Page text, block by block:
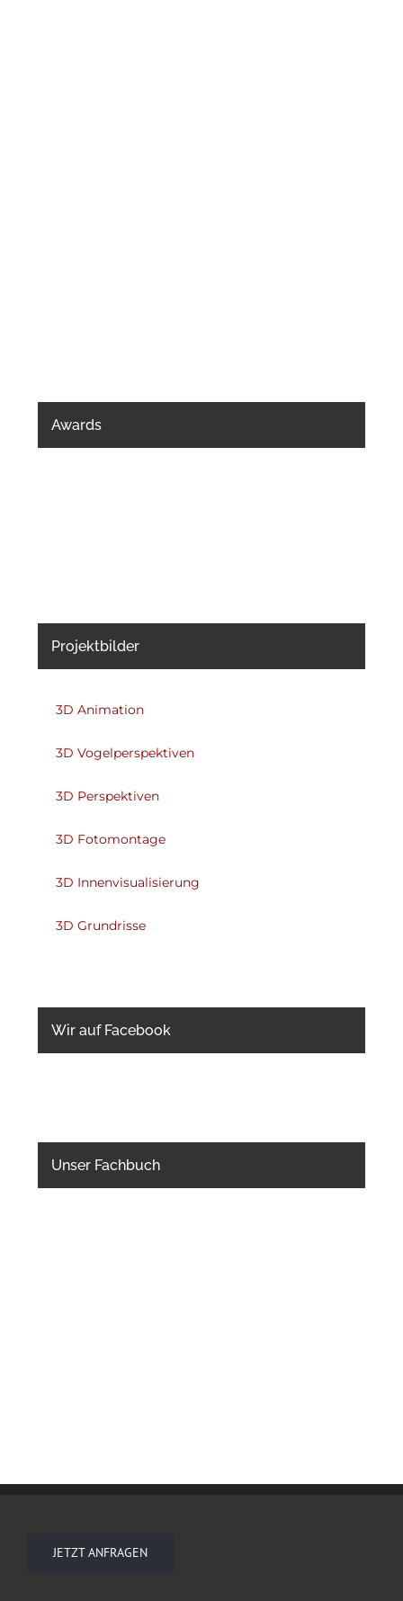
Awards
Projektbilder
3D Animation
3D Vogelperspektiven
3D Perspektiven
3D Fotomontage
3D Innenvisualisierung
3D Grundrisse
Wir auf Facebook
Unser Fachbuch
JETZT ANFRAGEN